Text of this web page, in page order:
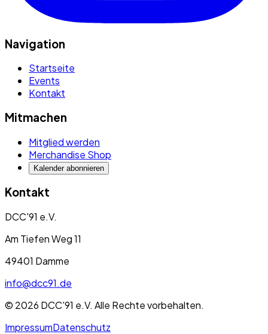
Navigation
Startseite
Events
Kontakt
Mitmachen
Mitglied werden
Merchandise Shop
Kalender abonnieren
Kontakt
DCC'91 e.V.
Am Tiefen Weg 11
49401 Damme
info@dcc91.de
© 2026 DCC'91 e.V. Alle Rechte vorbehalten.
ImpressumDatenschutz